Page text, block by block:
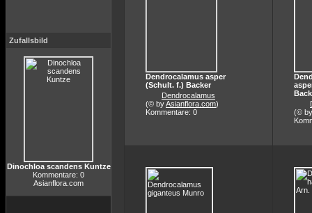
Zufallsbild
Dinochloa scandens Kuntze
Kommentare: 0
Asianflora.com
Dendrocalamus asper
(Schult. f.) Backer
Dendrocalamus
(© byAsianflora.com)
Kommentare: 0
(©